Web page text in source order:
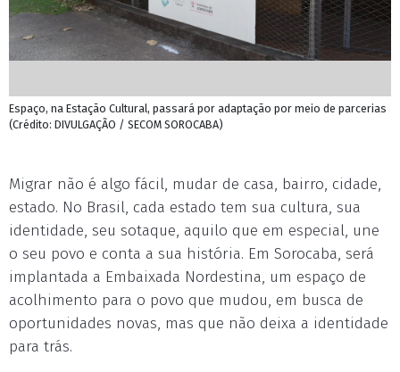
Espaço, na Estação Cultural, passará por adaptação por meio de parcerias
(Crédito: DIVULGAÇÃO / SECOM SOROCABA)
Migrar não é algo fácil, mudar de casa, bairro, cidade,
estado. No Brasil, cada estado tem sua cultura, sua
identidade, seu sotaque, aquilo que em especial, une
o seu povo e conta a sua história. Em Sorocaba, será
implantada a Embaixada Nordestina, um espaço de
acolhimento para o povo que mudou, em busca de
oportunidades novas, mas que não deixa a identidade
para trás.